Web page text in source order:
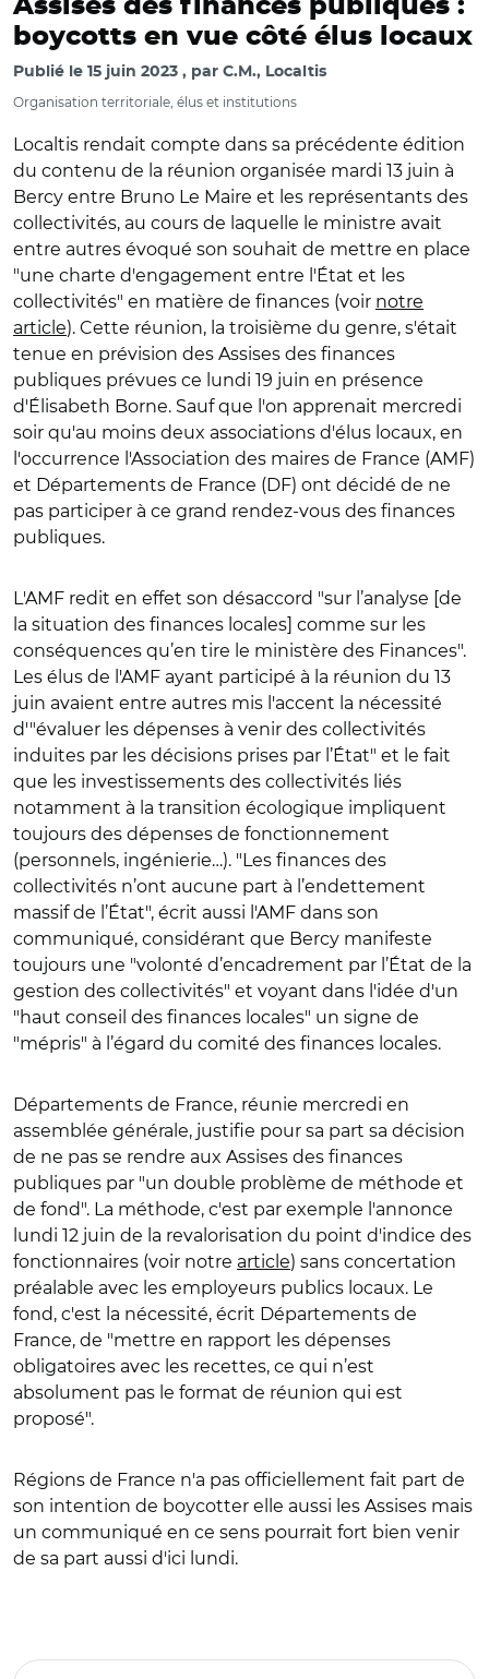
Assises des finances publiques :
boycotts en vue côté élus locaux
Publié le 15 juin 2023 par C.M., Localtis
Organisation territoriale, élus et institutions
Localtis rendait compte dans sa précédente édition
du contenu de la réunion organisée mardi 13 juin à
Bercy entre Bruno Le Maire et les représentants des
collectivités, au cours de laquelle le ministre avait
entre autres évoqué son souhait de mettre en place
"une charte d'engagement entre l'État et les
collectivités" en matière de finances (voir notre
article). Cette réunion, la troisième du genre, s'était
tenue en prévision des Assises des finances
publiques prévues ce lundi 19 juin en présence
d'Élisabeth Borne. Sauf que l'on apprenait mercredi
soir qu'au moins deux associations d'élus locaux, en
l'occurrence l'Association des maires de France (AMF)
et Départements de France (DF) ont décidé de ne
pas participer à ce grand rendez-vous des finances
publiques.
L'AMF redit en effet son désaccord "sur l’analyse [de
la situation des finances locales] comme sur les
conséquences qu’en tire le ministère des Finances".
Les élus de l'AMF ayant participé à la réunion du 13
juin avaient entre autres mis l'accent la nécessité
d'"évaluer les dépenses à venir des collectivités
induites par les décisions prises par l’État" et le fait
que les investissements des collectivités liés
notamment à la transition écologique impliquent
toujours des dépenses de fonctionnement
(personnels, ingénierie…). "Les finances des
collectivités n’ont aucune part à l’endettement
massif de l’État", écrit aussi l'AMF dans son
communiqué, considérant que Bercy manifeste
toujours une "volonté d’encadrement par l’État de la
gestion des collectivités" et voyant dans l'idée d'un
"haut conseil des finances locales" un signe de
"mépris" à l’égard du comité des finances locales.
Départements de France, réunie mercredi en
assemblée générale, justifie pour sa part sa décision
de ne pas se rendre aux Assises des finances
publiques par "un double problème de méthode et
de fond". La méthode, c'est par exemple l'annonce
lundi 12 juin de la revalorisation du point d'indice des
fonctionnaires (voir notre article) sans concertation
préalable avec les employeurs publics locaux. Le
fond, c'est la nécessité, écrit Départements de
France, de "mettre en rapport les dépenses
obligatoires avec les recettes, ce qui n’est
absolument pas le format de réunion qui est
proposé".
Régions de France n'a pas officiellement fait part de
son intention de boycotter elle aussi les Assises mais
un communiqué en ce sens pourrait fort bien venir
de sa part aussi d'ici lundi.